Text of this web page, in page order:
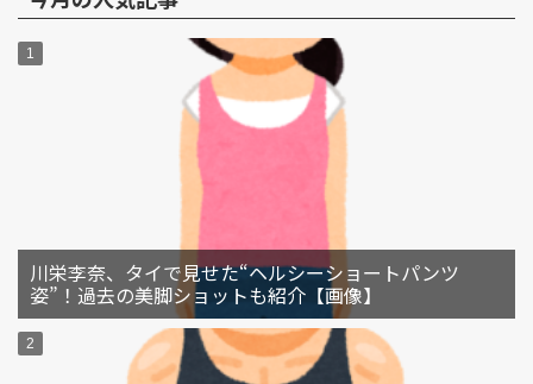
川栄李奈、タイで見せた“ヘルシーショートパンツ
姿”！過去の美脚ショットも紹介【画像】